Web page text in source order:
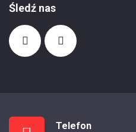
Śledź nas
Telefon